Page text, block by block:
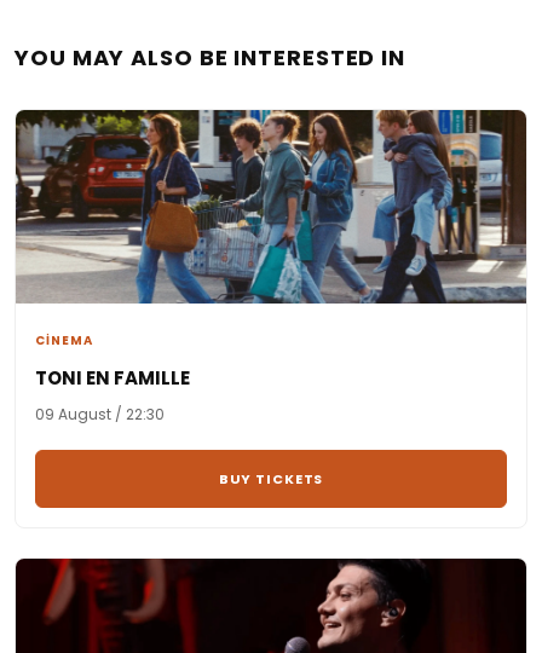
YOU MAY ALSO BE INTERESTED IN
CİNEMA
TONI EN FAMILLE
09 August / 22:30
BUY TICKETS